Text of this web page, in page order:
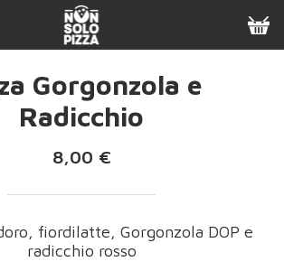
Gorgonzola e
Radicchio
8,00 €
fiordilatte, Gorgonzola DOP e
radicchio rosso